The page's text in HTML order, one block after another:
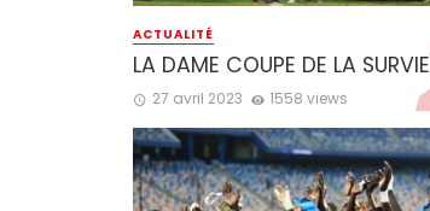
ACTUALITÉ
LA DAME COUPE DE LA SURVIE
27 avril 2023 1558 views